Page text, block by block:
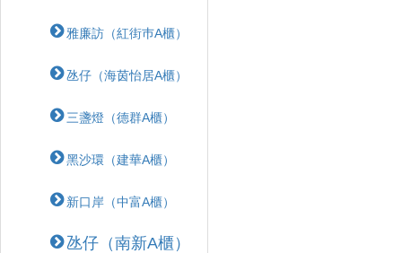
雅廉訪（紅街巿A櫃）
氹仔（海茵怡居A櫃）
三盞燈（德群A櫃）
黑沙環（建華A櫃）
新口岸（中富A櫃）
氹仔（南新A櫃）